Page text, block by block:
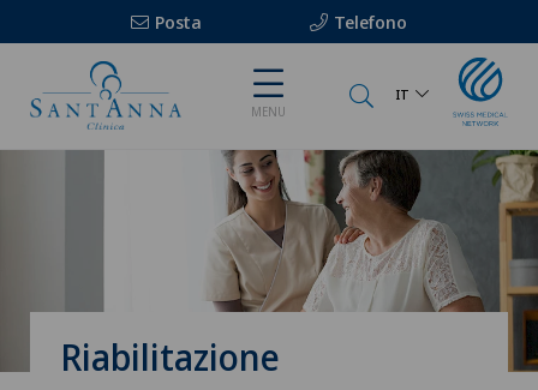
Posta Telefono
MENU
IT
Riabilitazione